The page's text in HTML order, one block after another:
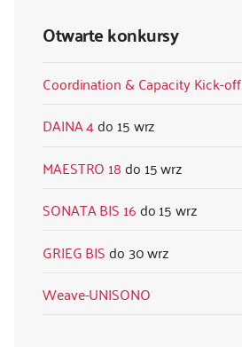
Otwarte konkursy
Coordination & Capacity Kick-off
DAINA 4
15 wrz
MAESTRO 18
15 wrz
SONATA BIS 16
15 wrz
GRIEG BIS
30 wrz
Weave-UNISONO